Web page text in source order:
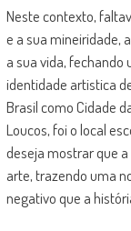
Neste contexto,
e a sua mineiridade,
a sua vida,
identidade artistica
Brasil como Cidade
Loucos, foi o local
deseja mostrar que a
arte, trazendo uma
negativo que a